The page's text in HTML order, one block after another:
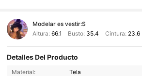
Modelar es vestir:S
Altura: 66.1 Busto: 35.4 Cintura: 23.6
Detalles Del Producto
Material:
Tela